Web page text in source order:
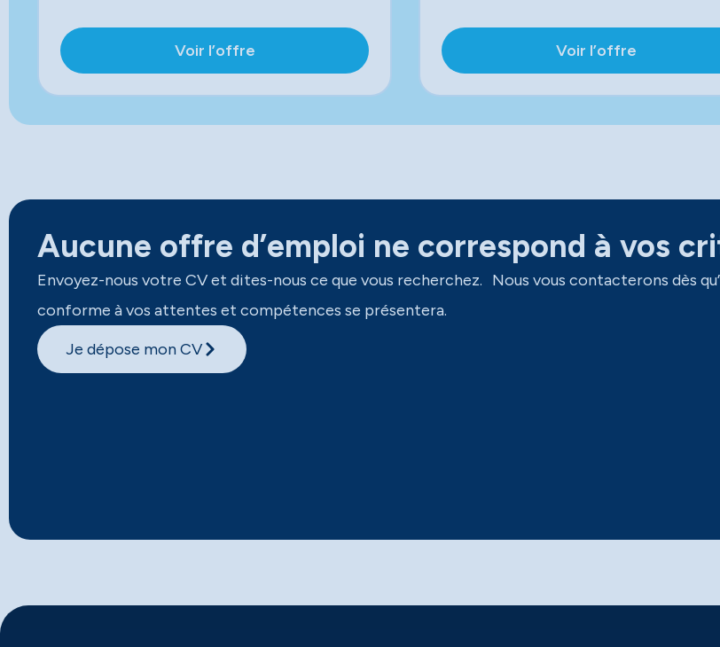
Voir l’offre Voir l’offre
Aucune offre d’emploi ne correspond à vos
Envoyez-nous votre CV et dites-nous ce que vous recherchez. Nous vous contacterons dès
conforme à vos attentes et compétences se présentera.
Je dépose mon CV